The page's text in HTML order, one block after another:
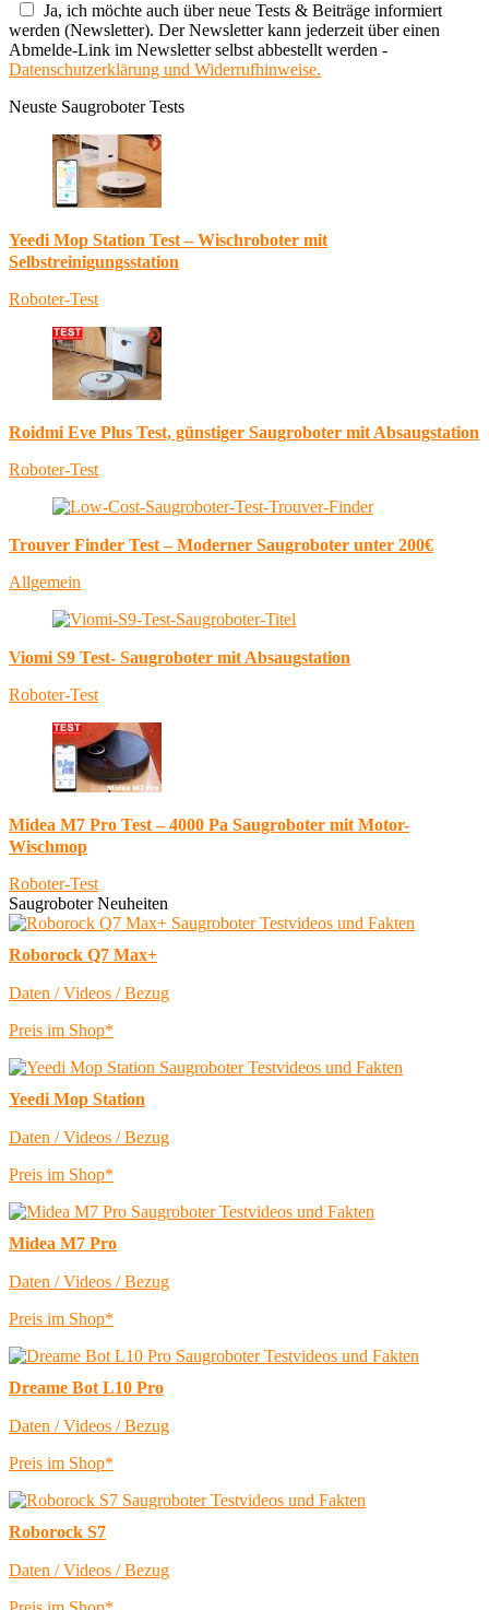
Ja, ich möchte auch über neue Tests & Beiträge informiert
werden (Newsletter). Der Newsletter kann jederzeit über einen
Abmelde-Link im Newsletter selbst abbestellt werden -
Datenschutzerklärung und Widerrufhinweise.
Neuste Saugroboter Tests
Yeedi Mop Station Test – Wischroboter mit
Selbstreinigungsstation
Roboter-Test
Roidmi Eve Plus Test, günstiger Saugroboter mit Absaugstation
Roboter-Test
Trouver Finder Test – Moderner Saugroboter unter 200€
Allgemein
Viomi S9 Test- Saugroboter mit Absaugstation
Roboter-Test
Midea M7 Pro Test – 4000 Pa Saugroboter mit Motor-
Wischmop
Roboter-Test
Saugroboter Neuheiten
Roborock Q7 Max+
Daten / Videos / Bezug
Preis im Shop*
Yeedi Mop Station
Daten / Videos / Bezug
Preis im Shop*
Midea M7 Pro
Daten / Videos / Bezug
Preis im Shop*
Dreame Bot L10 Pro
Daten / Videos / Bezug
Preis im Shop*
Roborock S7
Daten / Videos / Bezug